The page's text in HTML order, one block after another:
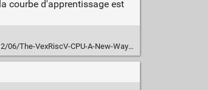
courbe d'apprentissage est
CPU-A-New-Way-To-Design.html